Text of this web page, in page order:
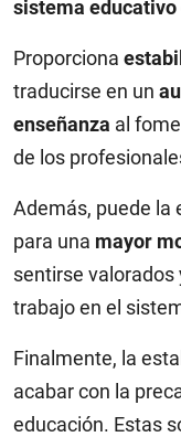
sistema educativo
Proporciona
traducirse en un
enseñanza al
de los
Además, puede la
para una mayor
sentirse valorados
trabajo en el
Finalmente, la
acabar con la
educación. Estas